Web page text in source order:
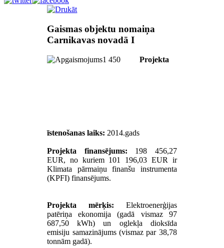
Gaismas objektu nomaiņa
Carnikavas novadā I
Projekta
īstenošanas laiks: 2014.gads
Projekta finansējums: 198 456,27
EUR, no kuriem 101 196,03 EUR ir
Klimata pārmaiņu finanšu instrumenta
(KPFI) finansējums.
Projekta mērķis: Elektroenerģijas
patēriņa ekonomija (gadā vismaz 97
687,50 kWh) un oglekļa dioksīda
emisiju samazinājums (vismaz par 38,78
tonnām gadā).